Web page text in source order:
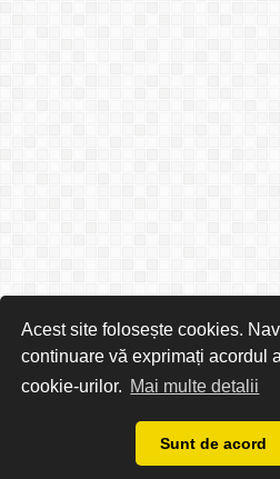
Acest site folosește cookies.
continuare vă exprimați acordul
cookie-urilor. Mai multe detalii
Sunt de acord